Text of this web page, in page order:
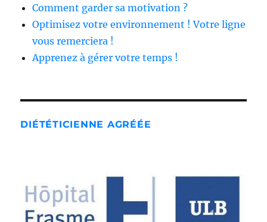
Comment garder sa motivation ?
Optimisez votre environnement ! Votre ligne
vous remerciera !
Apprenez à gérer votre temps !
DIÉTÉTICIENNE AGRÉÉE